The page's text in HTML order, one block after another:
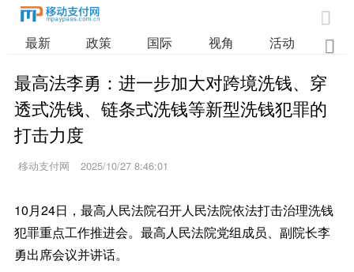

最新 政策 国际 视角 活动 业

最高法李勇：进一步加大对跨境洗钱、穿
透式洗钱、链条式洗钱等新型洗钱犯罪的
打击力度
移动支付网 2025/10/27 8:46:01
10月24日，最高人民法院召开人民法院依法打击治理洗钱
犯罪重点工作推进会。最高人民法院党组成员、副院长李
勇出席会议并讲话。